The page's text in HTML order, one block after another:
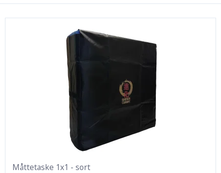
Måttetaske 1x1 - sort